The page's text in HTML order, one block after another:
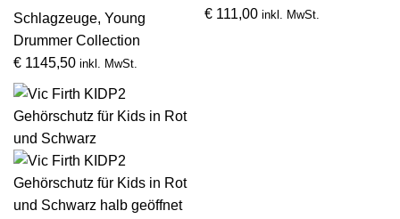
Schlagzeuge, Young
Drummer Collection
€ 1145,50 inkl. MwSt.
€ 111,00 inkl. MwSt.